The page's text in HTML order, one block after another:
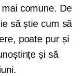
comune. De
să știe cum să
poate pur și
și să